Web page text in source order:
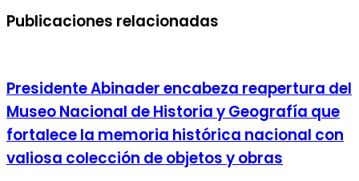
Publicaciones relacionadas
Presidente Abinader encabeza reapertura del
Museo Nacional de Historia y Geografía que
fortalece la memoria histórica nacional con
valiosa colección de objetos y obras